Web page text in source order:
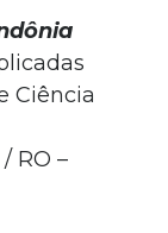
Ciência
RO –